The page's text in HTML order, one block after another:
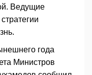
Ведущие
года
Министров